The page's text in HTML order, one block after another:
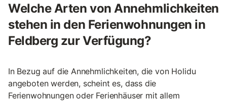
Welche Arten von Annehmlichkeiten
stehen in den Ferienwohnungen in
Feldberg zur Verfügung?
In Bezug auf die Annehmlichkeiten, die von Holidu
angeboten werden, scheint es, dass die
Ferienwohnungen oder Ferienhäuser mit allem